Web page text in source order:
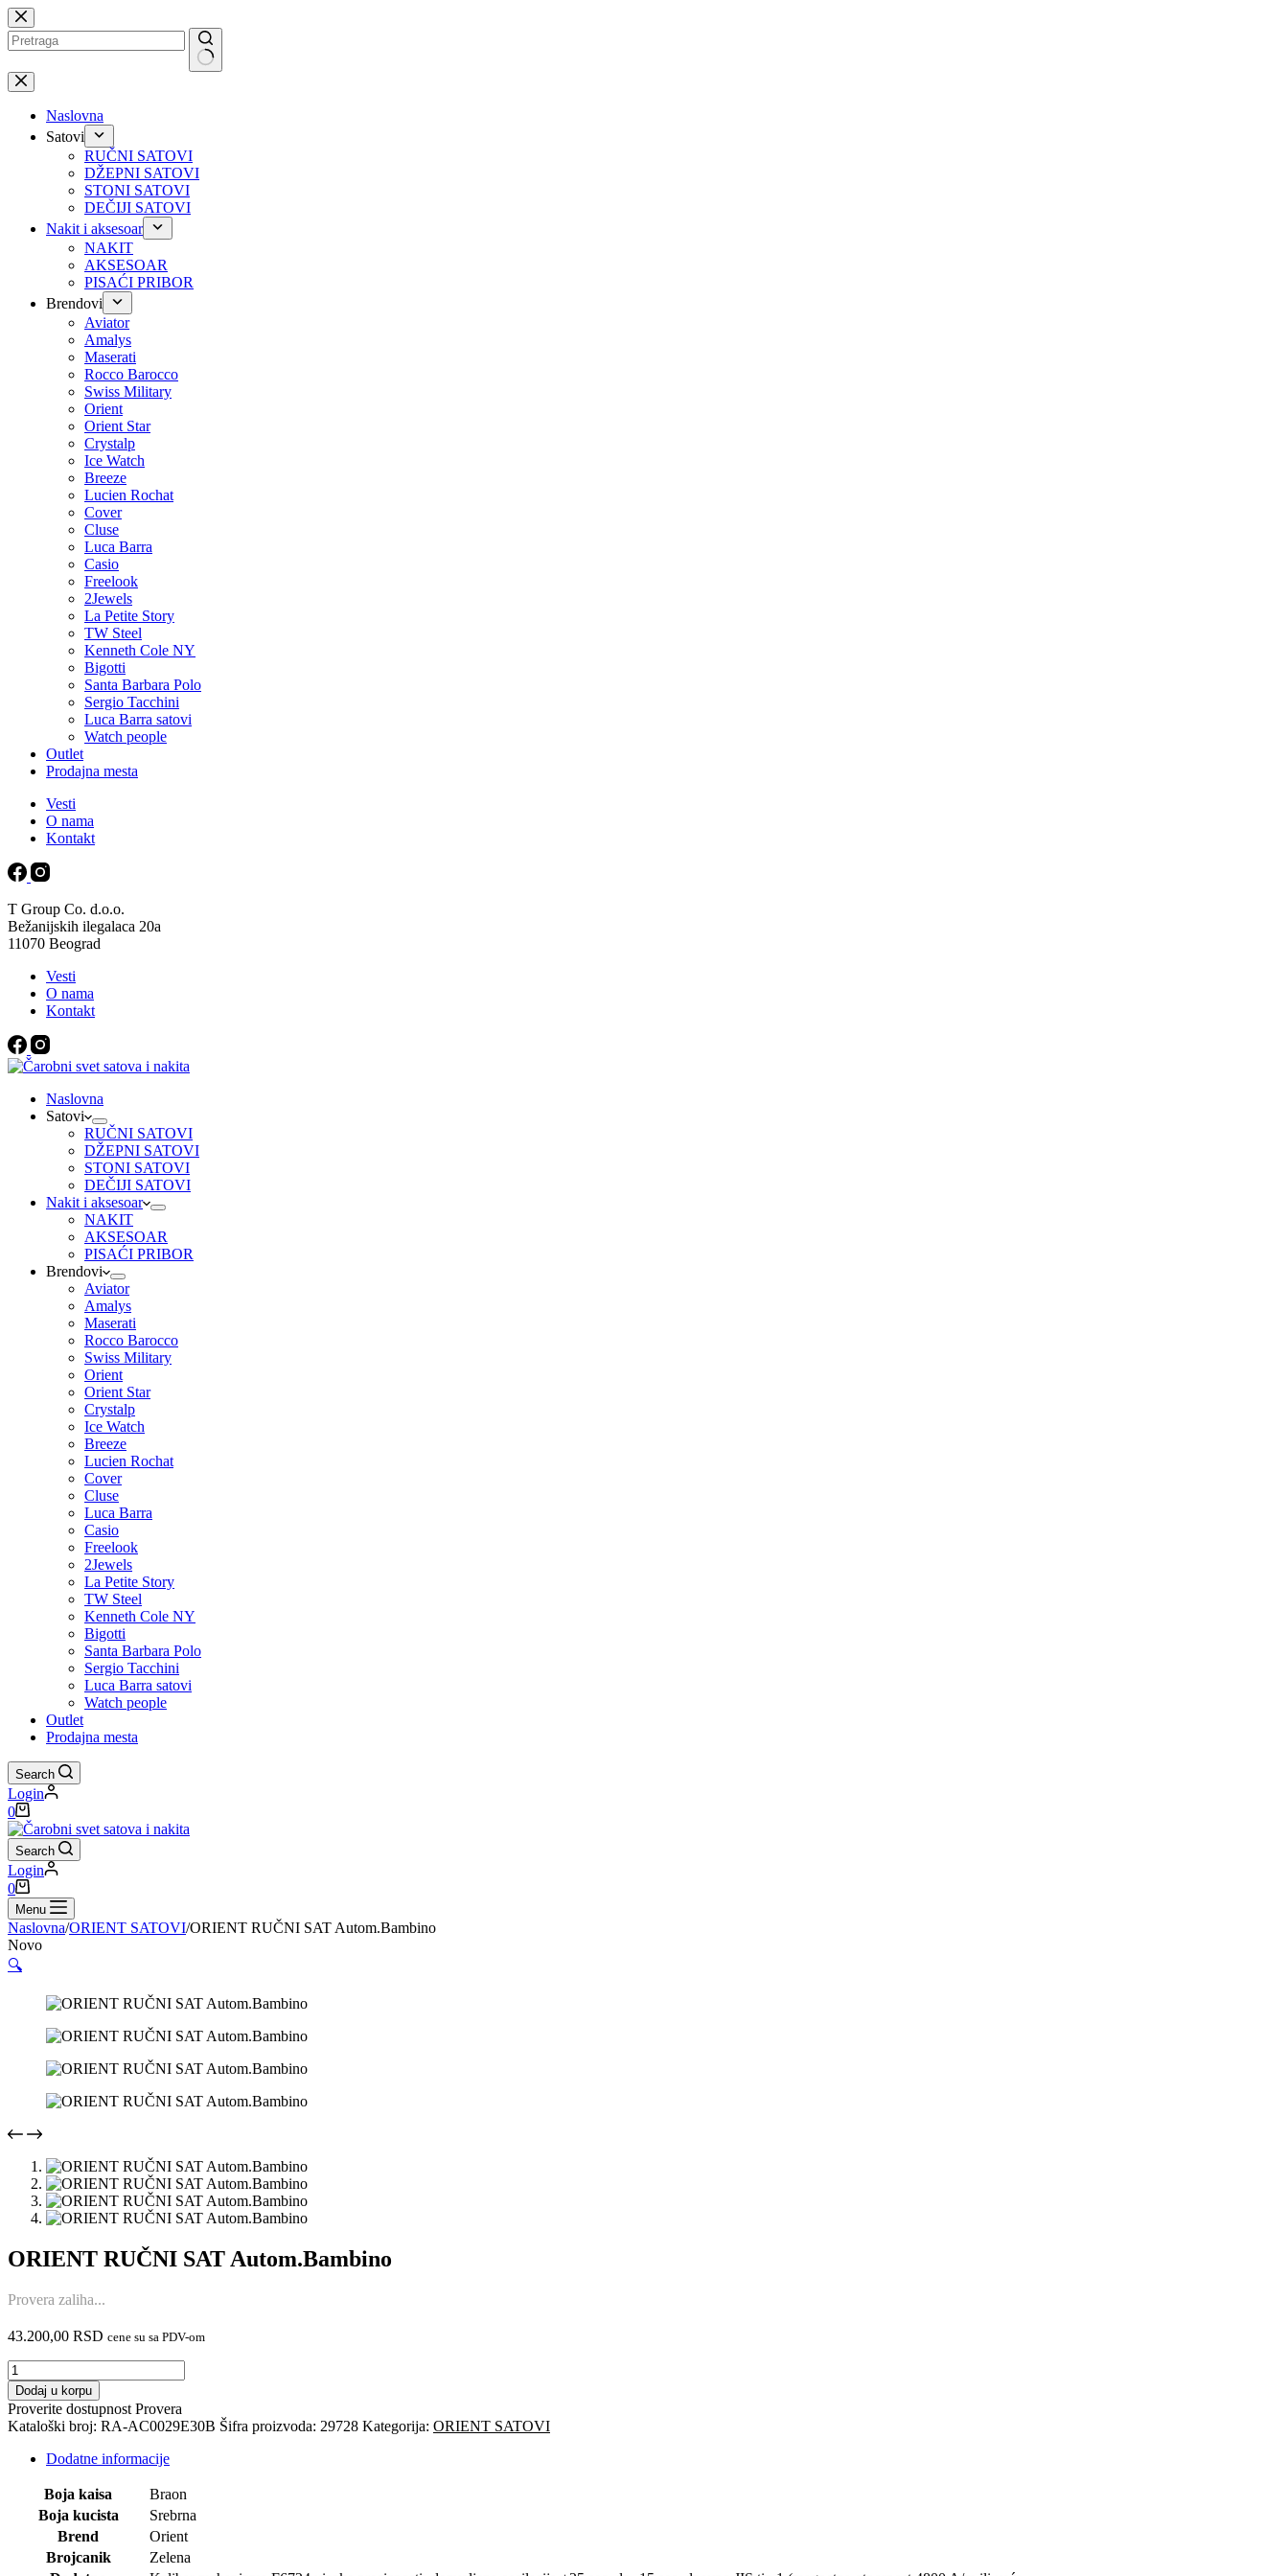
Preskoči
na
No
results
Naslovna
Satovi
RUČNI SATOVI
DŽEPNI SATOVI
STONI SATOVI
DEČIJI SATOVI
Nakit i aksesoar
NAKIT
AKSESOAR
PISAĆI PRIBOR
Brendovi
Aviator
Amalys
Maserati
Rocco Barocco
Swiss Military
Orient
Orient Star
Crystalp
Ice Watch
Breeze
Lucien Rochat
Cover
Cluse
Luca Barra
Casio
Freelook
2Jewels
La Petite Story
TW Steel
Kenneth Cole NY
Bigotti
Santa Barbara Polo
Sergio Tacchini
Luca Barra satovi
Watch people
Outlet
Prodajna mesta
Vesti
O nama
Kontakt
T Group Co. d.o.o.
Bežanijskih ilegalaca 20a
11070 Beograd
Vesti
O nama
Kontakt
Naslovna
Satovi
RUČNI SATOVI
DŽEPNI SATOVI
STONI SATOVI
DEČIJI SATOVI
Nakit i aksesoar
NAKIT
AKSESOAR
PISAĆI PRIBOR
Brendovi
Aviator
Amalys
Maserati
Rocco Barocco
Swiss Military
Orient
Orient Star
Crystalp
Ice Watch
Breeze
Lucien Rochat
Cover
Cluse
Luca Barra
Casio
Freelook
2Jewels
La Petite Story
TW Steel
Kenneth Cole NY
Bigotti
Santa Barbara Polo
Sergio Tacchini
Luca Barra satovi
Watch people
Outlet
Prodajna mesta
Search
Login
Shopping
cart
0
Search
Login
Shopping
cart
0
Menu
Naslovna/ORIENT SATOVI/ORIENT RUČNI SAT Autom.Bambino
Novo
🔍
ORIENT RUČNI SAT Autom.Bambino
Provera zaliha...
43.200,00 RSD cene su sa PDV-om
ORIENT
RUČNI
SAT
Autom.Bambino
količina
Dodaj u korpu
Proverite dostupnost Provera
Kataloški broj: RA-AC0029E30B Šifra proizvoda: 29728 Kategorija: ORIENT SATOVI
Dodatne informacije
Boja kaisa
Braon
Boja kucista
Srebrna
Brend
Orient
Brojcanik
Zelena